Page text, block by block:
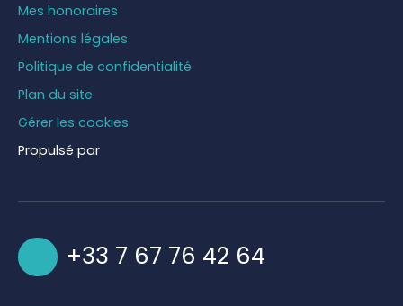
Mes honoraires
Mentions légales
Politique de confidentialité
Plan du site
Gérer les cookies
Propulsé par
+33 7 67 76 42 64